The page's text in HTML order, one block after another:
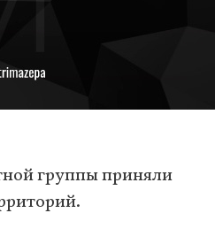
группы приняли